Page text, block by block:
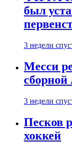
был
3 недели
Месси
3 недели
Песков
хоккей